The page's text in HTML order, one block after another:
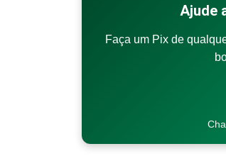
Ajude
Faça um Pix de